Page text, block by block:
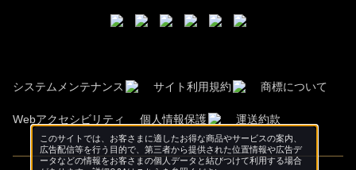
システムメンテナンス サイト利用規約 商標について
Webアクセシビリティ 個人情報保護 運送約款
このサイトでは、お客さまに適したお得な商品やサービスの案内、
広告配信等を行う目的で、第三者から提供された位置情報や広告デ
ータなどの情報をお客さまの個人データと結びつけて利用する場合